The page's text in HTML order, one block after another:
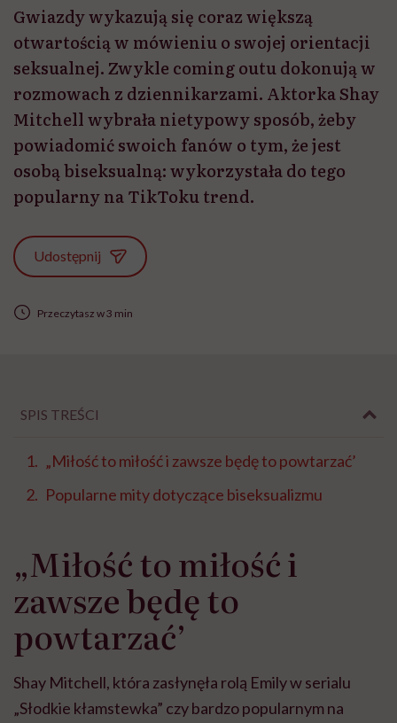
Gwiazdy wykazują się coraz większą
otwartością w mówieniu o swojej orientacji
seksualnej. Zwykle coming outu dokonują w
rozmowach z dziennikarzami. Aktorka Shay
Mitchell wybrała nietypowy sposób, żeby
powiadomić swoich fanów o tym, że jest
osobą biseksualną: wykorzystała do tego
popularny na TikToku trend.
Udostępnij
Przeczytasz w 3 min
SPIS TREŚCI
„Miłość to miłość i zawsze będę to powtarzać’
Popularne mity dotyczące biseksualizmu
„Miłość to miłość i
zawsze będę to
powtarzać’
Shay Mitchell, która zasłynęła rolą Emily w serialu
„Słodkie kłamstewka” czy bardzo popularnym na